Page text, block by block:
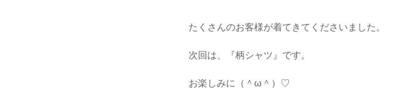
たくさんのお客様が着てきてくださいました。
次回は、『柄シャツ』です。
お楽しみに（＾ω＾）♡